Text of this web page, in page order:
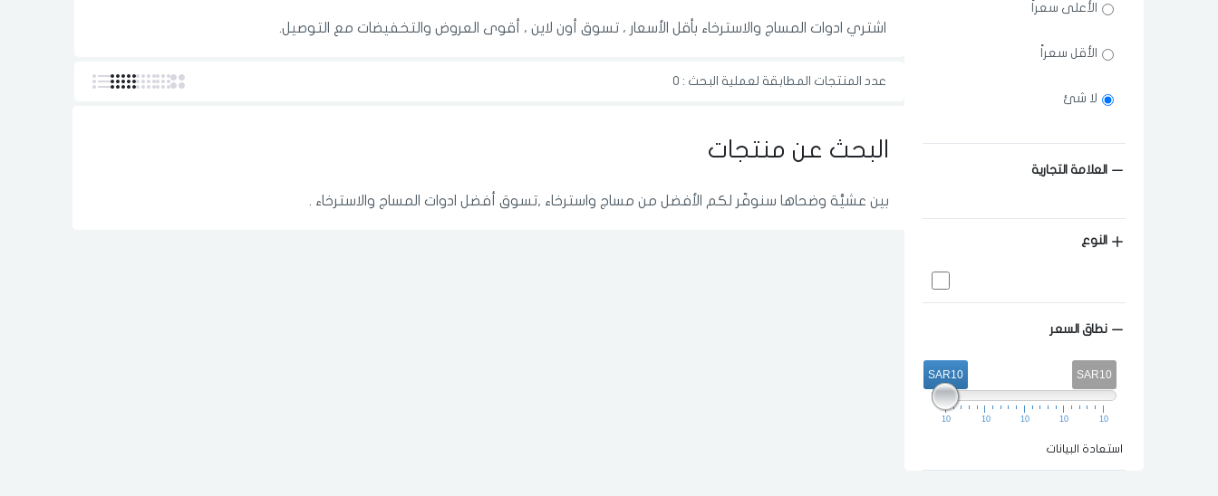
الأعلى سعراً
الأقل سعراً
لا شئ
العلامة التجارية
النوع
نطاق السعر
SAR10
SAR10
10 10 10 10 10
استعادة البيانات
اشتري ادوات المساج والاسترخاء بأقل الأسعار ، تسوق أون لاين ، أقوى العروض والتخفيضات مع التوصيل.
عدد المنتجات المطابقة لعملية البحث : 0
البحث عن منتجات
بين عشيَّة وضحاها سنوفّر لكم الأفضل من مساج واسترخاء ,تسوق أفضل ادوات المساج والاسترخاء .